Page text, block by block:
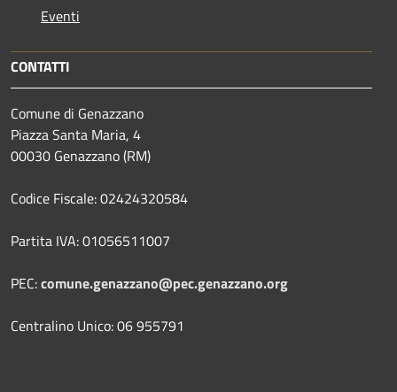
Eventi
CONTATTI
Comune di Genazzano
Piazza Santa Maria, 4
00030 Genazzano (RM)
Codice Fiscale: 02424320584
Partita IVA: 01056511007
PEC:comune.genazzano@pec.genazzano.org
Centralino Unico: 06 955791